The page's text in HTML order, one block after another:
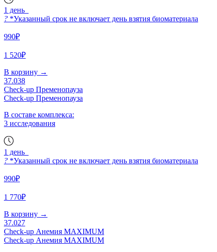
1 день
? *Указанный срок не включает день взятия биоматериала
990₽
1 520₽
В корзину →
37.038
Check-up Пременопауза
Check-up Пременопауза
В составе комплекса:
3 исследования
1 день
? *Указанный срок не включает день взятия биоматериала
990₽
1 770₽
В корзину →
37.027
Check-up Анемия MAXIMUM
Check-up Анемия MAXIMUM